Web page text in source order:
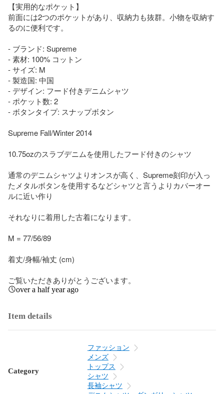
【実用的なポケット】
前面には2つのポケットがあり、収納力も抜群。小物を収納す
るのに便利です。
- ブランド: Supreme
- 素材: 100% コットン
- サイズ: M
- 製造国: 中国
- デザイン: フード付きデニムシャツ
- ポケット数: 2
- ボタンタイプ: スナップボタン
Supreme Fall/Winter 2014
10.75ozのスラブデニムを使用したフード付きのシャツ
通常のデニムシャツよりオンスが高く、Supreme刻印が入っ
たメタルボタンを使用するなどシャツと言うよりカバーオー
ルに近い作り
それなりに着用した古着になります。
M = 77/56/89
着丈/身幅/袖丈 (cm)
ご覧いただきありがとうございます。
over a half year ago
Item details
Category
ファッション
メンズ
トップス
シャツ
長袖シャツ